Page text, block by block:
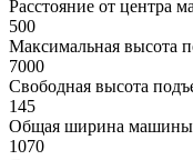
Расстояние от центра
500
Максимальная высота
7000
Свободная высота
145
Общая ширина
1070